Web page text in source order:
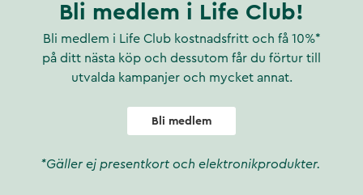
Bli medlem i Life Club!
Bli medlem i Life Club kostnadsfritt och få 10%*
på ditt nästa köp och dessutom får du förtur till
utvalda kampanjer och mycket annat.
Bli medlem
*Gäller ej presentkort och elektronikprodukter.